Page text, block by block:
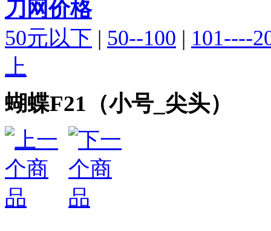
刀网价格
50元以下 | 50--100 | 101----
上
蝴蝶F21（小号_尖头）